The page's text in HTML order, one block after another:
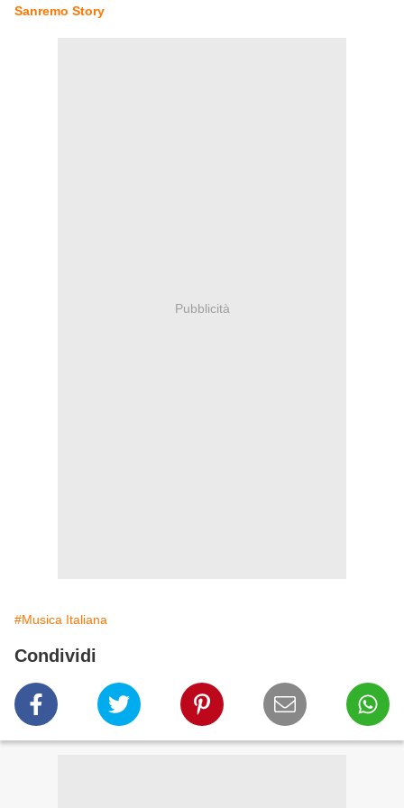
Sanremo Story
Pubblicità
#Musica Italiana
Condividi